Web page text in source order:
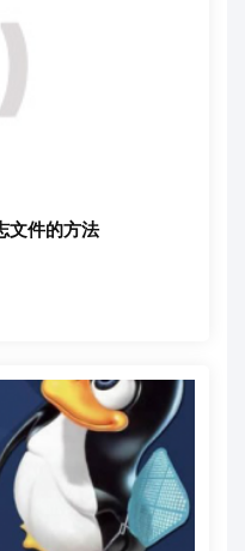
文件的方法